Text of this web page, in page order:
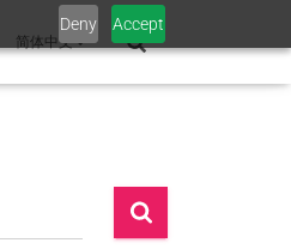
Deny Accept
简体中文